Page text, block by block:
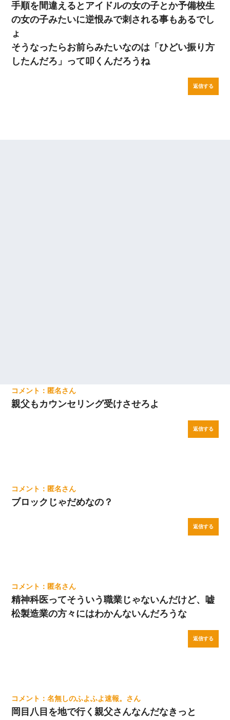
手順を間違えるとアイドルの女の子とか予備校生
の女の子みたいに逆恨みで刺される事もあるでし
ょ
そうなったらお前らみたいなのは「ひどい振り方
したんだろ」って叩くんだろうね
返信する
匿名
親父もカウンセリング受けさせろよ
返信する
匿名
ブロックじゃだめなの？
返信する
匿名
精神科医ってそういう職業じゃないんだけど、嘘
松製造業の方々にはわかんないんだろうな
返信する
名無しのふよふよ速報。
岡目八目を地で行く親父さんなんだなきっと